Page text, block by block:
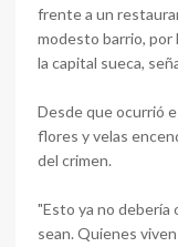
frente a un
modesto barrio, por
la capital sueca,
Desde que ocurrió
flores y velas
del crimen.
"Esto ya no debería
sean. Quienes